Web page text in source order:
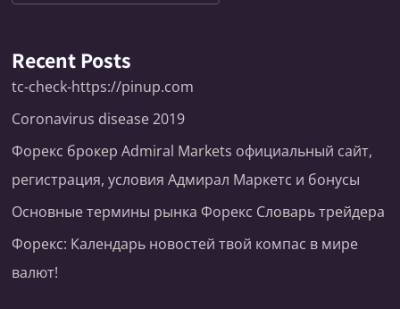
Recent Posts
tc-check-https://pinup.com
Coronavirus disease 2019
Форекс брокер Admiral Markets официальный сайт,
регистрация, условия Адмирал Маркетс и бонусы
Основные термины рынка Форекс Словарь трейдера
Форекс: Календарь новостей твой компас в мире
валют!